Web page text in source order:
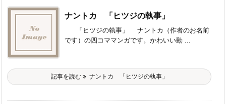
ナントカ 「ヒツジの執事」
「ヒツジの執事」 ナントカ（作者のお名前
です）の四コママンガです。かわいい動 ...
記事を読む ナントカ 「ヒツジの執事」